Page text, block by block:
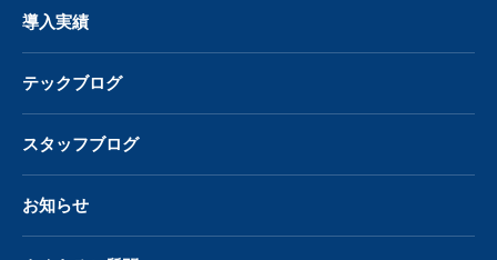
導入実績
テックブログ
スタッフブログ
お知らせ